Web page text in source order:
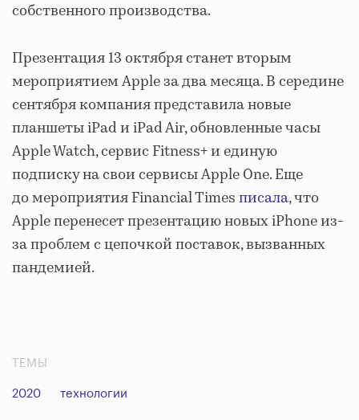
собственного производства.
Презентация 13 октября станет вторым
мероприятием Apple за два месяца. В середине
сентября компания представила новые
планшеты iPad и iPad Air, обновленные часы
Apple Watch, сервис Fitness+ и единую
подписку на свои сервисы Apple One. Еще
до мероприятия Financial Timesписала, что
Apple перенесет презентацию новых iPhone из-
за проблем с цепочкой поставок, вызванных
пандемией.
ТЕМЫ
2020 технологии